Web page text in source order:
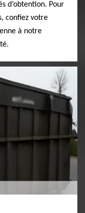
d’obtention. Pour
confiez votre
à notre